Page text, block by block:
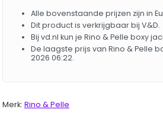
Alle bovenstaande prijzen zijn in
Dit product is verkrijgbaar bij V&D.
Bij vd.nl kun je Rino & Pelle boxy
De laagste prijs van Rino & Pelle
2026 06:22.
Merk: Rino & Pelle